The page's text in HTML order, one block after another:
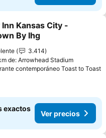
a favoritos
Inn Kansas City -
By Ihg
3.414
de: Arrowhead Stadium
contemporáneo Toast to Toast
exactos
Ver precios